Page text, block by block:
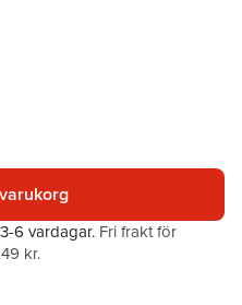
6 vardagar. Fri frakt för
kr.